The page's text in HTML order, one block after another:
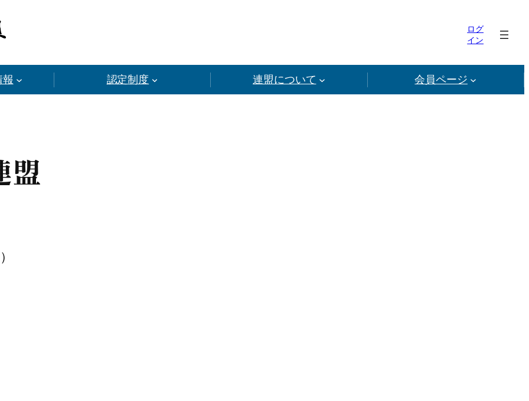
ログ
イン
認定制度 連盟について 会員ページ
盟